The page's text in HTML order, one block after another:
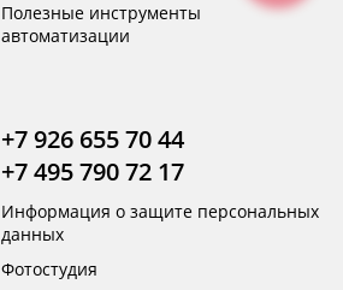
Полезные инструменты
автоматизации
+7 926 655 70 44
+7 495 790 72 17
Информация о защите персональных
данных
Фотостудия